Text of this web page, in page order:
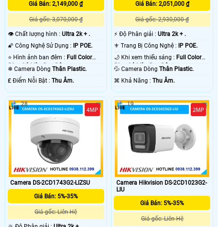
Giá Bán: 2,149,000 ₫
Giá gốc: 3,070,000 ₫
👁 Chất lượng hình : Ultra 2k + .
🌠 Công Nghệ Sử Dụng :
IP POE.
⭐ Hình ảnh ban đêm : Full Color
50m Có Màu Ban Ðêm.
❄ Camera Dòng Thân Plastic.
️₤ Điểm Nỗi Bật : Thu Âm.
Giá Bán: 2,051,000 ₫
Giá gốc: 2,930,000 ₫
️⚡ Độ Phân giải :Ultra 2k + .
⚜️ Trang Bị Công Nghệ :
IP POE.
🌙 Khi xem thiếu sáng : Full Color
50m Có Màu Ban Ðêm.
💦 Camera DòngThân Plastic.
️⌘ Khả Năng :Thu Âm.
Camera DS-2CD1743G2-LIZSU
Giá Bán: 5%-35%
Giá gốc: Liên Hệ
28
Camera Hikvision DS-2CD1023G2-
LIU
Giá Bán: 5%-35%
Giá gốc: Liên Hệ
19